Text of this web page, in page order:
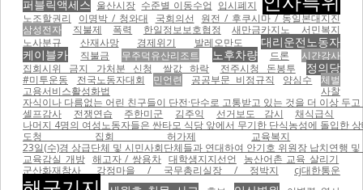
퍼블릭액세스 울산시장 수준별 이동수업 입시폐지
노조할권리 이명박 / 청와대 국회의선
원전 / 후쿠시마 / 동일본대지진
삼성전자
직불제 폭력 한일정보보호협정 새만금카지노
서민복지
노사분규
산재사망 경제위기 발레오만도
대리운전노동자
케이블카
직불금 무주덕유산리조트 노후차량 드론
시간강사
집회시위 금지 가처분 신청
쌀값 하락 전주시청 돈봉투 정의당
#미투운동 전국노동자대회 민언련 공공부문 비정규직 양심수
체벌
고용서비스활성화법
사찰
자식이나 다름없는 어린 친구들이 단전·단수로 고통받고 있는 것을 더 이상
셀프감사
전쟁연습 주한미군 김주익 선거보도 감시
채식급식
나머지 4명의 여성노동자들은 싼타모 식당 앞에서 무기한 단식농성에 돌입한
도청 집회 허가제
교육복지
23일(수)경 상급단체 및 시민사회단체들과 연대하여 안기호 위원장 납치연행
교육감실 개방 해고자 / 쌍용차 대학생지지선언
농산어촌 교육 살리기
군산화재참사
강정마을 / 국무총리실장 / 정박지 cj대한통운